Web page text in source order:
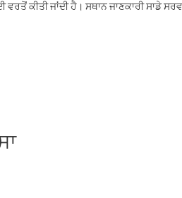
ਕੀਤੀ ਜਾਂਦੀ ਹੈ। ਸਥਾਨ ਜਾਣਕਾਰੀ ਸਾਡੇ